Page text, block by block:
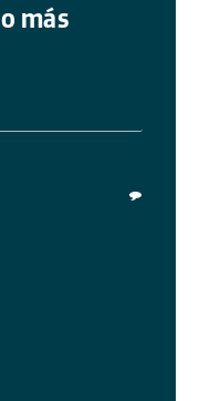
más